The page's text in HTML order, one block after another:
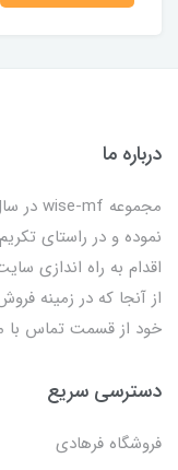
درباره ما
اقدام به راه اندازی
از آنجا که در زمینه
خود از قسمت تماس با
دسترسی سریع
فروشگاه فرهادی